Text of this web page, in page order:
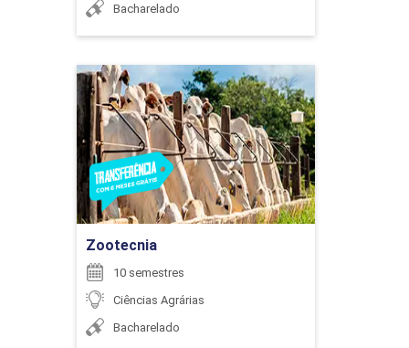
ENCONTRO ACADÊMICO/AVALIAÇÃO
6
ENCONTRO ACADÊMICO/AVALIAÇÃO
Bacharelado
Zootecnia
10 semestres
Ciências Agrárias
Bacharelado
Zootecnia
Detalhes do curso
Ir para Inscrição